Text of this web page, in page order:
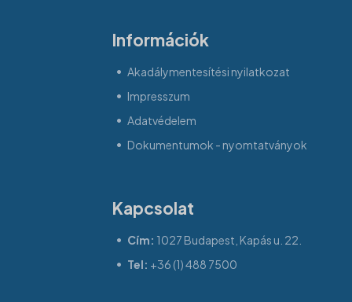
Információk
Akadálymentesítési nyilatkozat
Impresszum
Adatvédelem
Dokumentumok - nyomtatványok
Kapcsolat
Cím: 1027 Budapest, Kapás u. 22.
Tel: +36 (1) 488 7500